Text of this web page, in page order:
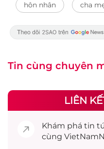
hôn nhân cha
Tin cùng chuyên
LIÊN
Khám phá tin
cùng